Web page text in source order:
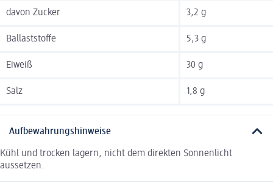
davon Zucker 3,2 g
Ballaststoffe 5,3 g
Eiweiß 30 g
Salz 1,8 g
Aufbewahrungshinweise
Kühl und trocken lagern, nicht dem direkten Sonnenlicht
aussetzen.